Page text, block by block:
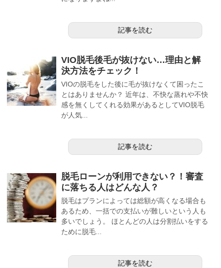
記事を読む
VIO脱毛後毛が抜けない…理由と解
決方法をチェック！
VIOの脱毛をした後に毛が抜けなくて困ったこ
とはありませんか？ 近年は、不快な蒸れや不快
感を無くしてくれる効果があるとしてVIO脱毛
が人気...
記事を読む
脱毛ローンが利用できない？！審査
に落ちる人はどんな人？
脱毛はプランによっては総額が高くなる場合も
あるため、一括での支払いが難しいという人も
多いでしょう。 ほとんどの人は分割払いをする
ために脱毛...
記事を読む